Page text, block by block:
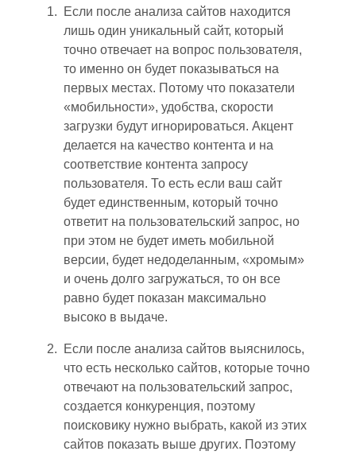
Если после анализа сайтов находится
лишь один уникальный сайт, который
точно отвечает на вопрос пользователя,
то именно он будет показываться на
первых местах. Потому что показатели
«мобильности», удобства, скорости
загрузки будут игнорироваться. Акцент
делается на качество контента и на
соответствие контента запросу
пользователя. То есть если ваш сайт
будет единственным, который точно
ответит на пользовательский запрос, но
при этом не будет иметь мобильной
версии, будет недоделанным, «хромым»
и очень долго загружаться, то он все
равно будет показан максимально
высоко в выдаче.
Если после анализа сайтов выяснилось,
что есть несколько сайтов, которые точно
отвечают на пользовательский запрос,
создается конкуренция, поэтому
поисковику нужно выбрать, какой из этих
сайтов показать выше других. Поэтому